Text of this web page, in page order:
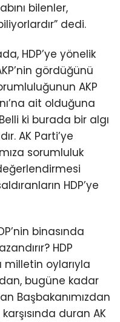
bilenler,
dedi.
HDP’ye yönelik
gördüğünü
AKP
ait olduğuna
ki burada bir algı
AK Parti’ye
sorumluluk
HDP’ye
binasında
HDP
milletin oylarıyla
bugüne kadar
Başbakanımızdan
duran AK